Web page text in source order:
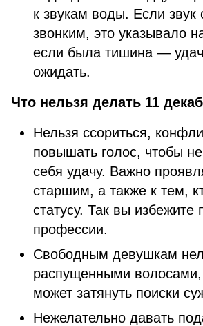
к звукам воды. Если звук
звонким, это указывало
если была тишина —
ожидать.
Что нельзя делать 11
Нельзя ссориться,
повышать голос, чтобы не
себя удачу. Важно
старшим, а также к тем,
статусу. Так вы избежите
профессии.
Свободным девушкам
распущенными волосами,
может затянуть поиски
Нежелательно давать